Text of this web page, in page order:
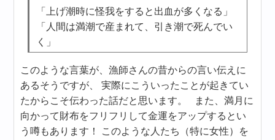
「上げ潮時に怪我をすると出血が多くなる」
「人間は満潮で産まれて、引き潮で死んでい
く」
このような言葉が、漁師さんの昔からの言い伝えに
あるそうですが、 実際にこういったことが起きてい
たからこそ伝わった話だと思います。 また、満月に
向かって財布をフリフリして金運をアップするとい
う噂もあります！ このような人たち（特に女性）を